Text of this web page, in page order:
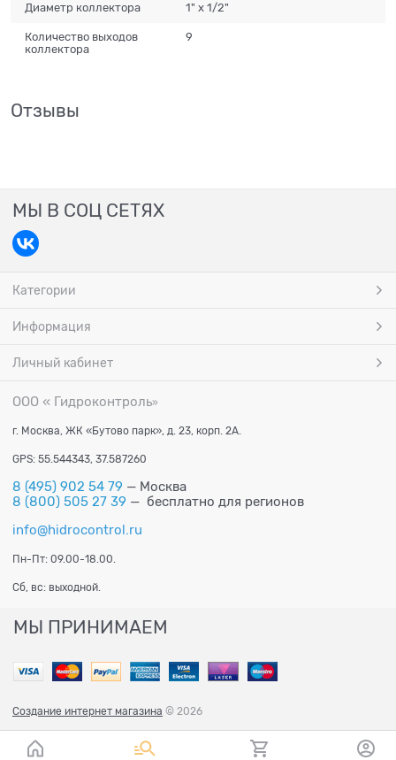
Диаметр коллектора 1" x 1/2"
Количество выходов
коллектора
9
Отзывы
МЫ В СОЦ СЕТЯХ
Категории
Информация
Личный кабинет
ООО « Гидроконтроль»
г. Москва, ЖК «Бутово парк», д. 23, корп. 2А.
GPS: 55.544343, 37.587260
8 (495) 902 54 79 — Москва
8 (800) 505 27 39 — бесплатно для регионов
info@hidrocontrol.ru
Пн-Пт: 09.00-18.00.
Сб, вс: выходной.
МЫ ПРИНИМАЕМ
Создание интернет магазина © 2026